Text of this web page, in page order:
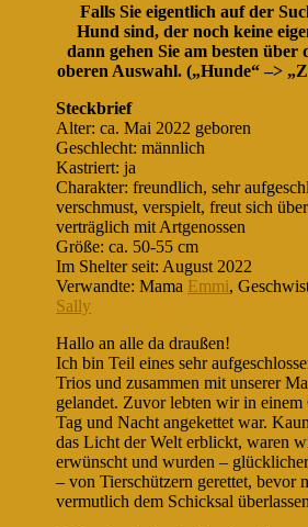
Falls Sie eigentlich auf der
Hund sind, der noch keine
dann gehen Sie am besten über
oberen Auswahl. („Hunde“ –>
Steckbrief
Alter: ca. Mai 2022 geboren
Geschlecht: männlich
Kastriert: ja
Charakter: freundlich, sehr
verschmust, verspielt, freut sich
verträglich mit Artgenossen
Größe: ca. 50-55 cm
Im Shelter seit: August 2022
Verwandte: Mama Emmi,
Sally
Hallo an alle da draußen!
Ich bin Teil eines sehr
Trios und zusammen mit unserer
gelandet. Zuvor lebten wir in
Tag und Nacht angekettet war.
das Licht der Welt erblickt, waren
erwünscht und wurden –
– von Tierschützern gerettet, bevor
vermutlich dem Schicksal